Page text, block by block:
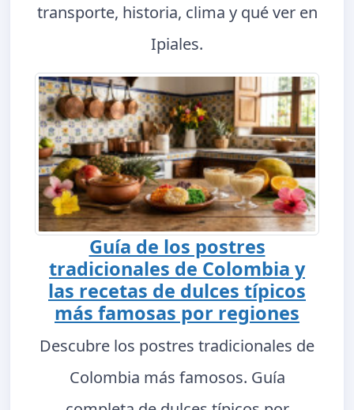
transporte, historia, clima y qué ver en
Ipiales.
Guía de los postres
tradicionales de Colombia y
las recetas de dulces típicos
más famosas por regiones
Descubre los postres tradicionales de
Colombia más famosos. Guía